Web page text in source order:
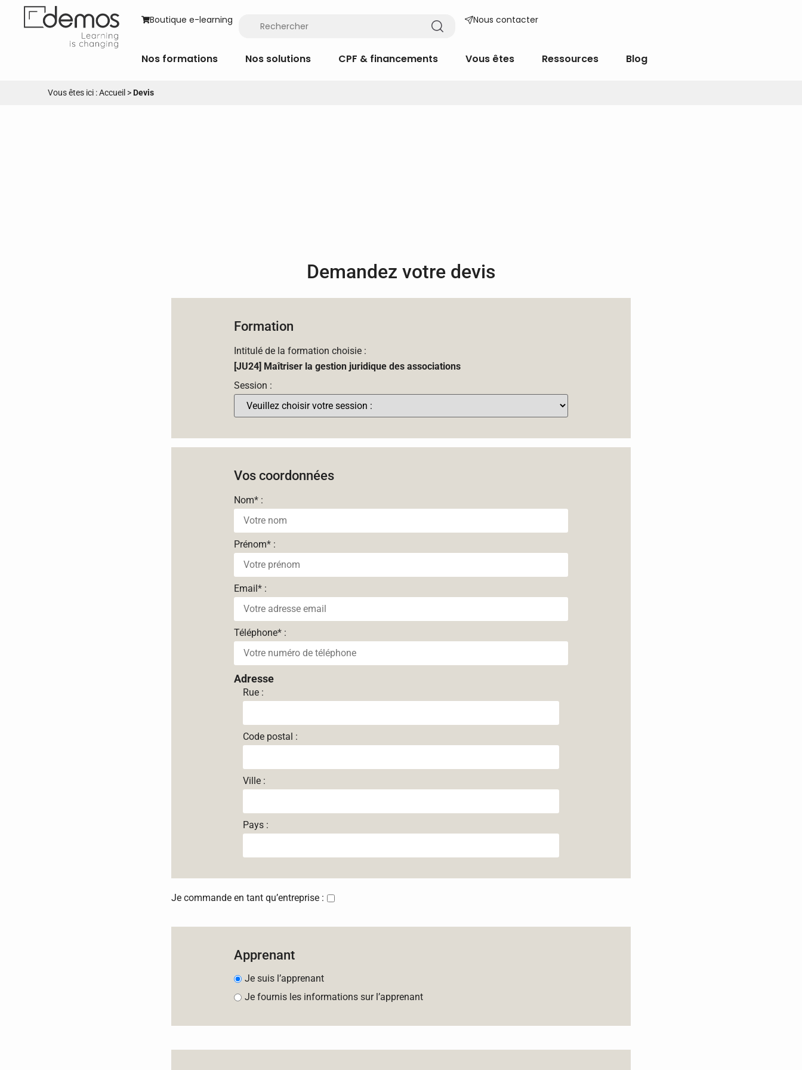
Boutique e-learning Nous contacter
Nos formations Nos solutions CPF & financements Vous êtes Ressources Blog
Vous êtes ici :Accueil >Devis
Demandez votre devis
Formation
Intitulé de la formation choisie :
[JU24] Maîtriser la gestion juridique des associations
Session :
Vos coordonnées
Nom* :
Prénom* :
Email* :
Téléphone* :
Adresse
Rue :
Code postal :
Ville :
Pays :
Je commande en tant qu’entreprise :
Apprenant
Je suis l’apprenant
Je fournis les informations sur l’apprenant